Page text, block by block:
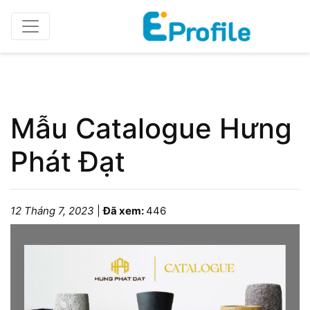
HomeCatalogue/Brochure
Mẫu Catalogue Hưng
Phát Đạt
12 Tháng 7, 2023 |Đã xem:446